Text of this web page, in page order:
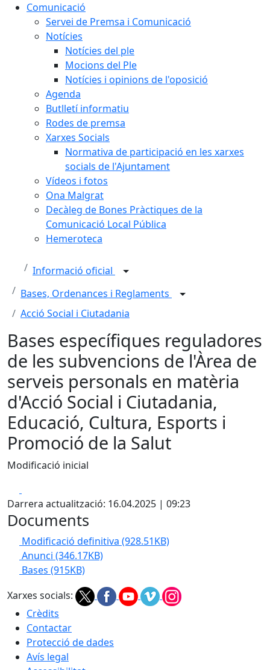
Comunicació
Servei de Premsa i Comunicació
Notícies
Notícies del ple
Mocions del Ple
Notícies i opinions de l'oposició
Agenda
Butlletí informatiu
Rodes de premsa
Xarxes Socials
Normativa de participació en les xarxes
socials de l'Ajuntament
Vídeos i fotos
Ona Malgrat
Decàleg de Bones Pràctiques de la
Comunicació Local Pública
Hemeroteca
Informació oficial
Bases, Ordenances i Reglaments
Acció Social i Ciutadania
Bases específiques reguladores
de les subvencions de l'Àrea de
serveis personals en matèria
d'Acció Social i Ciutadania,
Educació, Cultura, Esports i
Promoció de la Salut
Modificació inicial
Darrera actualització: 16.04.2025 | 09:23
Documents
Modificació definitiva (928.51KB)
Anunci (346.17KB)
Bases (915KB)
Xarxes socials:
Crèdits
Contactar
Protecció de dades
Avís legal